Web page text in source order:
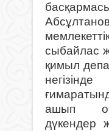
сыбайлас
қимыл
ашып
дүкендер